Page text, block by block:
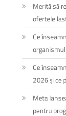
Merită să
ofertele
Ce
Ce
2026 și ce
Meta
pentru